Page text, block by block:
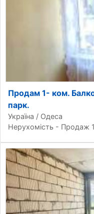
Продам 1- ком.
парк.
Україна / Одеса
Нерухомість - Продаж